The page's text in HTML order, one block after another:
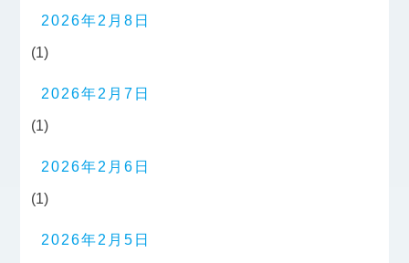
2026年2月8日
(1)
2026年2月7日
(1)
2026年2月6日
(1)
2026年2月5日